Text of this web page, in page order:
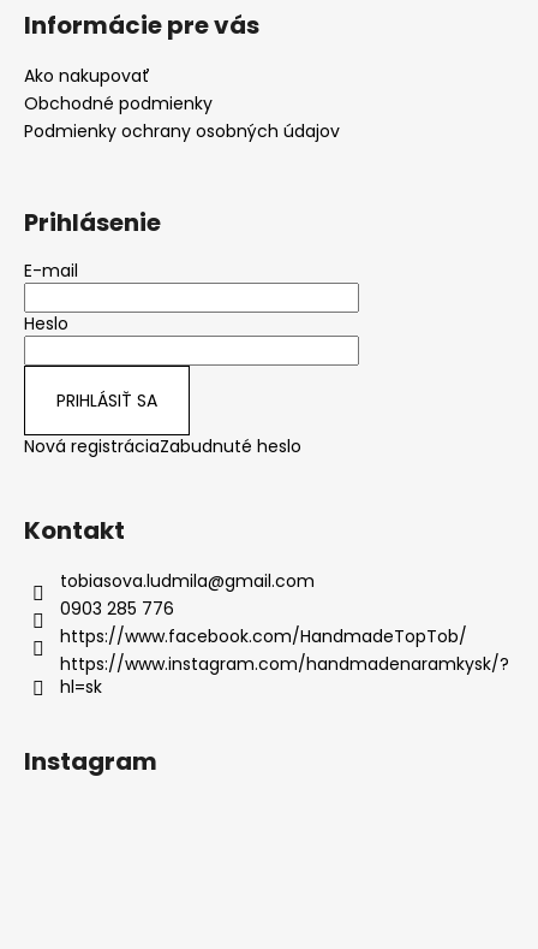
p
o
r
ú
č
a
NÁRAMOK
Z
MINERÁLU
TIGRIE
OKO
A
ÓNYX
€89
Pôvodne:
Informácie pre vás
Ako nakupovať
Obchodné podmienky
Podmienky ochrany osobných údajov
Prihlásenie
E-mail
Heslo
PRIHLÁSIŤ SA
Nová registráciaZabudnuté heslo
Kontakt
tobiasova.ludmila@gmail.com
0903 285 776
https://www.facebook.com/HandmadeTopTob/
https://www.instagram.com/handmadenaramkysk/?
hl=sk
Instagram